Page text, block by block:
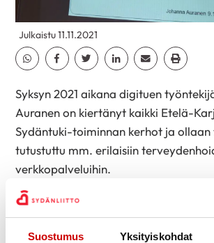
Suostumus Yksityiskohdat
Julkaistu 11.11.2021
Jaa Whatsapp
Jaa Facebook
Jaa TwitterJaa Linkedin
Jaa EmailJaa Print
Syksyn 2021 aikana digituen
Auranen on kiertänyt kaikki Etelä-
Sydäntuki-toiminnan kerhot ja ollaan
tutustuttu mm. erilaisiin
verkkopalveluihin.